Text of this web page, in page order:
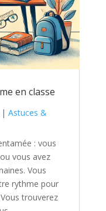
en classe
Astuces &
: vous
vous avez
Vous
rythme pour
trouverez